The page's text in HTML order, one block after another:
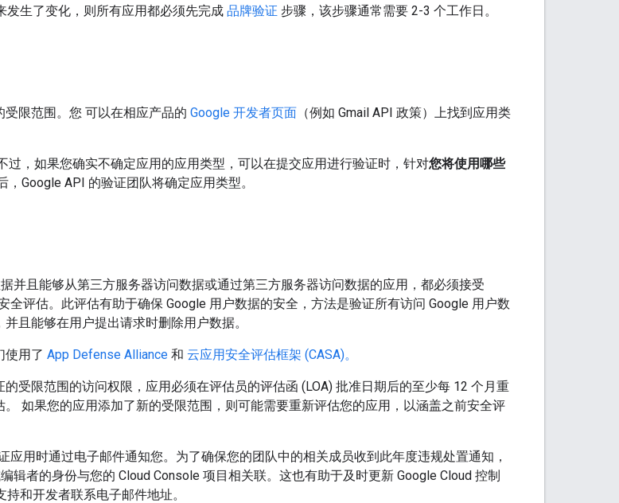
发生了变化，则所有应用都必须先完成 品牌验证 步骤，该步骤通常需要 2-3 个工作日。
受限范围。您 可以在相应产品的 Google 开发者页面 （例如 Gmail API 政策）上找到应用类
过，如果您确实不确定应用的应用类型，可以在提交应用进行验证时，针对您将使用哪些
，Google API 的验证团队将确定应用类型。
据并且能够从第三方服务器访问数据或通过第三方服务器访问数据的应用，都必须接受
全评估。此评估有助于确保 Google 用户数据的安全，方法是验证所有访问 Google 用户数
且能够在用户提出请求时删除用户数据。
使用了 App Defense Alliance 和 云应用安全评估框架 (CASA)。
的受限范围的访问权限，应用必须在评估员的评估函 (LOA) 批准日期后的至少每 12 个月重
。 如果您的应用添加了新的受限范围，则可能需要重新评估您的应用，以涵盖之前安全评
应用时通过电子邮件通知您。为了确保您的团队中的相关成员收到此年度违规处置通知，
辑者的身份与您的 Cloud Console 项目相关联。这也有助于及时更新 Google Cloud 控制
持和开发者联系电子邮件地址。